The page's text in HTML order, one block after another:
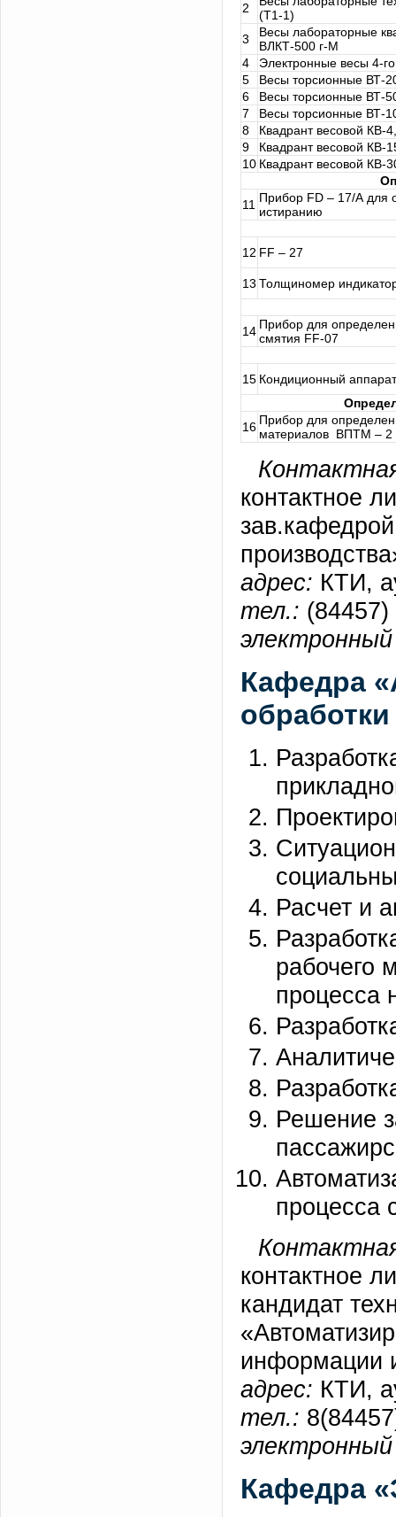
2
(Т1-1)
3
Весы лабораторные
ВЛКТ-500 г-М
4
Электронные весы 4-
5
Весы торсионные ВТ-
6
Весы торсионные ВТ-
7
Весы торсионные ВТ-
8
Квадрант весовой КВ-
9
Квадрант весовой КВ-
10 Квадрант весовой КВ-
11 Прибор FD – 17/А для
истиранию
12 FF – 27
13 Толщиномер
14 Прибор для
смятия FF-07
15 Кондиционный
16 Прибор для
материалов ВПТМ – 2
контактное
зав.кафедрой
адрес: КТИ,
тел.:
Кафедра
Расчет и
рабочего
процесса
Решение
процесса
контактное
кандидат
информации
адрес: КТИ,
тел.:
Кафедра